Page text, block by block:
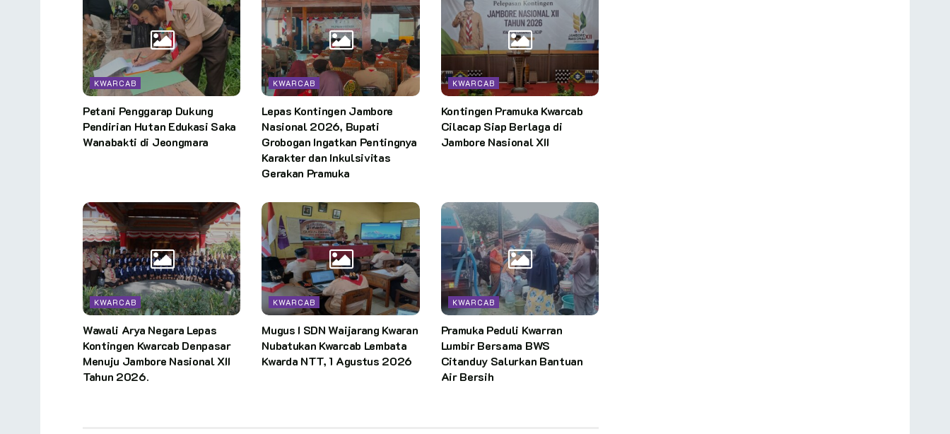
KWARCAB
Petani Penggarap Dukung
Pendirian Hutan Edukasi Saka
Wanabakti di Jeongmara
KWARCAB
Lepas Kontingen Jambore
Nasional 2026, Bupati
Grobogan Ingatkan Pentingnya
Karakter dan Inkulsivitas
Gerakan Pramuka
KWARCAB
Kontingen Pramuka Kwarcab
Cilacap Siap Berlaga di
Jambore Nasional XII
KWARCAB
Wawali Arya Negara Lepas
Kontingen Kwarcab Denpasar
Menuju Jambore Nasional XII
Tahun 2026.
KWARCAB
Mugus I SDN Waijarang Kwaran
Nubatukan Kwarcab Lembata
Kwarda NTT, 1 Agustus 2026
KWARCAB
Pramuka Peduli Kwarran
Lumbir Bersama BWS
Citanduy Salurkan Bantuan
Air Bersih